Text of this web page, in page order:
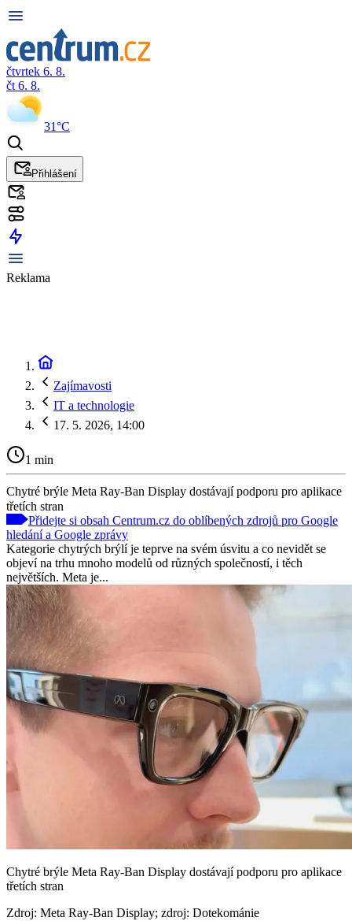
čtvrtek 6. 8.
čt 6. 8.
31°C
Přihlášení
Reklama
Zajímavosti
IT a technologie
17. 5. 2026, 14:00
1 min
Chytré brýle Meta Ray-Ban Display dostávají podporu pro aplikace
třetích stran
Přidejte si obsah Centrum.cz do oblíbených zdrojů pro Google
hledání a Google zprávy
Kategorie chytrých brýlí je teprve na svém úsvitu a co nevidět se
objeví na trhu mnoho modelů od různých společností, i těch
největších. Meta je...
Chytré brýle Meta Ray-Ban Display dostávají podporu pro aplikace
třetích stran
Zdroj: Meta Ray-Ban Display; zdroj: Dotekománie